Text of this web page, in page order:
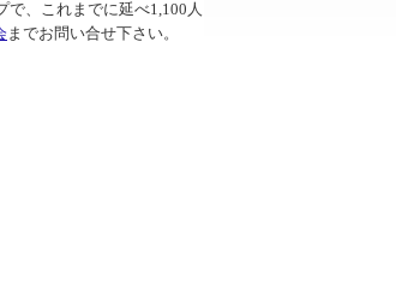
で、これまでに延べ1,100人
までお問い合せ下さい。